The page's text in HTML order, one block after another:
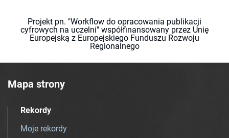
Projekt pn. "Workflow do opracowania publikacji
cyfrowych na uczelni" współfinansowany przez Unię
Europejską z Europejskiego Funduszu Rozwoju
Regionalnego
Mapa strony
Rekordy
Moje rekordy